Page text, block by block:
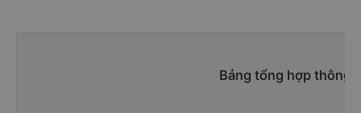
Bảng tổng hợp thông